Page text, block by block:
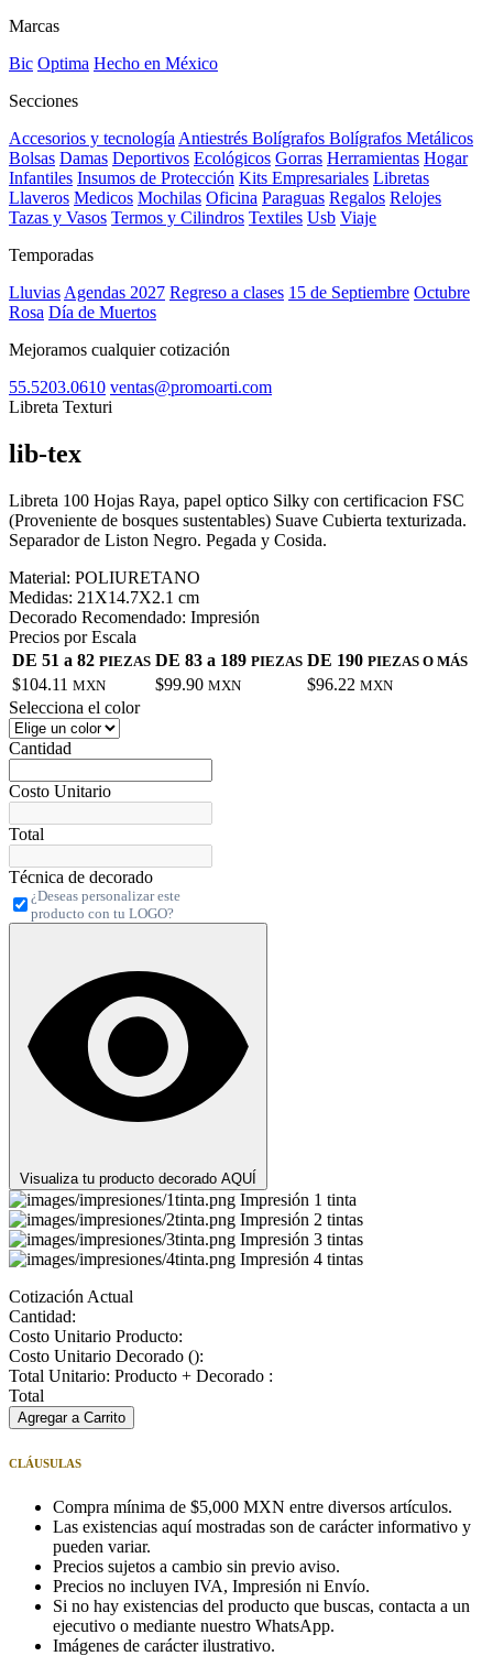
Marcas
Bic Optima Hecho en México
Secciones
Accesorios y tecnología Antiestrés Bolígrafos Bolígrafos Metálicos
Bolsas Damas Deportivos Ecológicos Gorras Herramientas Hogar
Infantiles Insumos de Protección Kits Empresariales Libretas
Llaveros Medicos Mochilas Oficina Paraguas Regalos Relojes
Tazas y Vasos Termos y Cilindros Textiles Usb Viaje
Temporadas
Lluvias Agendas 2027 Regreso a clases 15 de Septiembre Octubre
Rosa Día de Muertos
Mejoramos cualquier cotización
55.5203.0610 ventas@promoarti.com
Libreta Texturi
lib-tex
Libreta 100 Hojas Raya, papel optico Silky con certificacion FSC
(Proveniente de bosques sustentables) Suave Cubierta texturizada.
Separador de Liston Negro. Pegada y Cosida.
Material: POLIURETANO
Medidas: 21X14.7X2.1 cm
Decorado Recomendado: Impresión
Precios por Escala
DE 51 a 82 PIEZAS DE 83 a 189 PIEZAS DE 190 PIEZAS O MÁS
$104.11 MXN $99.90 MXN $96.22 MXN
Selecciona el color
Cantidad
Costo Unitario
Total
Técnica de decorado
¿Deseas personalizar este
producto con tu LOGO?
Visualiza tu producto decorado AQUÍ
Impresión 1 tinta
Impresión 2 tintas
Impresión 3 tintas
Impresión 4 tintas
Cotización Actual
Cantidad:
Costo Unitario Producto:
Costo Unitario Decorado ():
Total Unitario: Producto + Decorado :
Total
Agregar a Carrito
CLÁUSULAS
Compra mínima de $5,000 MXN entre diversos artículos.
Las existencias aquí mostradas son de carácter informativo y
pueden variar.
Precios sujetos a cambio sin previo aviso.
Precios no incluyen IVA, Impresión ni Envío.
Si no hay existencias del producto que buscas, contacta a un
ejecutivo o mediante nuestro WhatsApp.
Imágenes de carácter ilustrativo.